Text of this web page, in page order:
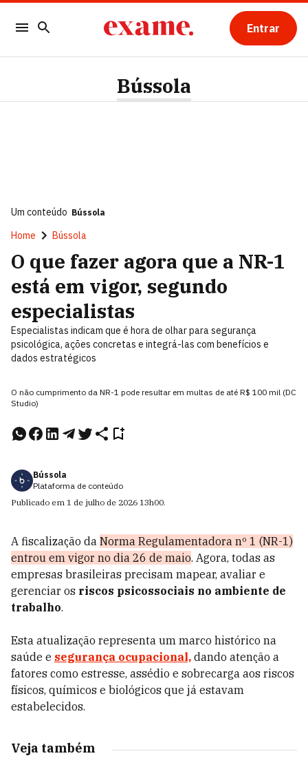
Entrar
Bússola
Um conteúdo Bússola
Home Bússola
O que fazer agora que a NR-1
está em vigor, segundo
especialistas
Especialistas indicam que é hora de olhar para segurança
psicológica, ações concretas e integrá-las com benefícios e
dados estratégicos
O não cumprimento da NR-1 pode resultar em multas de até R$ 100 mil (DC
Studio)
Bússola
Plataforma de conteúdo
Publicado em 1 de julho de 2026 13h00.
A fiscalização da Norma Regulamentadora nº 1 (NR-1)
entrou em vigor no dia 26 de maio. Agora, todas as
empresas brasileiras precisam mapear, avaliar e
gerenciar os riscos psicossociais no ambiente de
trabalho.
Esta atualização representa um marco histórico na
saúde e segurança ocupacional, dando atenção a
fatores como estresse, assédio e sobrecarga aos riscos
físicos, químicos e biológicos que já estavam
estabelecidos.
Veja também